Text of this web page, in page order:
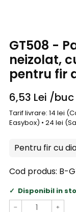
GT508 -
neizolat,
pentru fir
6,53 Lei /buc
Tarif livrare: 14 lei
Easybox) • 24 lei
Cod produs: B-
Pentru fir cu
Disponibil in
− +